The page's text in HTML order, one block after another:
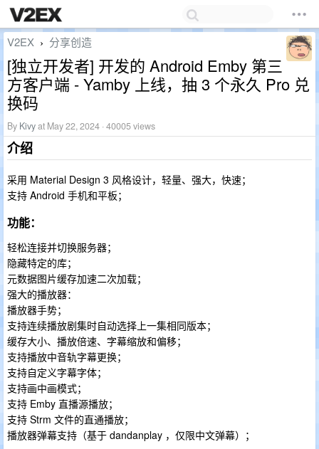
V2EX › 分享创造
[独立开发者] 开发的 Android Emby 第三
方客户端 - Yamby 上线，抽 3 个永久 Pro 兑
换码
By Kivyat May 22, 2024 · 40005 views
介绍
采用 Material Design 3 风格设计，轻量、强大，快速；
支持 Android 手机和平板；
功能：
轻松连接并切换服务器；
隐藏特定的库；
元数据图片缓存加速二次加载；
强大的播放器：
播放器手势；
支持连续播放剧集时自动选择上一集相同版本；
缓存大小、播放倍速、字幕缩放和偏移；
支持播放中音轨字幕更换；
支持自定义字幕字体；
支持画中画模式；
支持 Emby 直播源播放；
支持 Strm 文件的直通播放；
播放器弹幕支持（基于 dandanplay ，仅限中文弹幕）；